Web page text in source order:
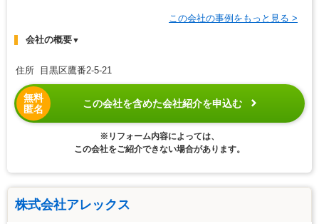
この会社の事例をもっと見る >
会社の概要▼
住所 目黒区鷹番2-5-21
無料
匿名
この会社を含めた会社紹介を申込む
※リフォーム内容によっては、
この会社をご紹介できない場合があります。
株式会社アレックス